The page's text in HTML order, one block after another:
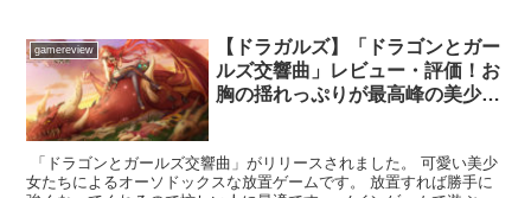
gamereview
【ドラガルズ】「ドラゴンとガー
ルズ交響曲」レビュー・評価！お
胸の揺れっぷりが最高峰の美少女
「ドラゴンとガールズ交響曲」がリリースされました。 可愛い美少
女たちによるオーソドックスな放置ゲームです。 放置すれば勝手に